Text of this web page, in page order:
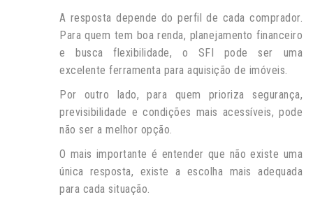
A resposta depende do perfil de cada comprador.
Para quem tem boa renda, planejamento financeiro
e busca flexibilidade, o SFI pode ser uma
excelente ferramenta para aquisição de imóveis.
Por outro lado, para quem prioriza segurança,
previsibilidade e condições mais acessíveis, pode
não ser a melhor opção.
O mais importante é entender que não existe uma
única resposta, existe a escolha mais adequada
para cada situação.